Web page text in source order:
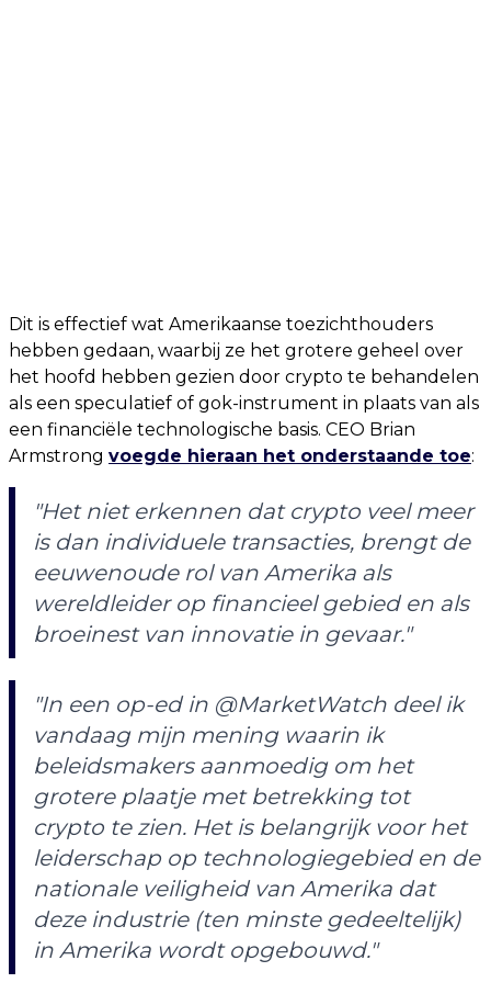
Dit is effectief wat Amerikaanse toezichthouders
hebben gedaan, waarbij ze het grotere geheel over
het hoofd hebben gezien door crypto te behandelen
als een speculatief of gok-instrument in plaats van als
een financiële technologische basis. CEO Brian
Armstrong voegde hieraan het onderstaande toe:
"Het niet erkennen dat crypto veel meer
is dan individuele transacties, brengt de
eeuwenoude rol van Amerika als
wereldleider op financieel gebied en als
broeinest van innovatie in gevaar."
"In een op-ed in @MarketWatch deel ik
vandaag mijn mening waarin ik
beleidsmakers aanmoedig om het
grotere plaatje met betrekking tot
crypto te zien. Het is belangrijk voor het
leiderschap op technologiegebied en de
nationale veiligheid van Amerika dat
deze industrie (ten minste gedeeltelijk)
in Amerika wordt opgebouwd."